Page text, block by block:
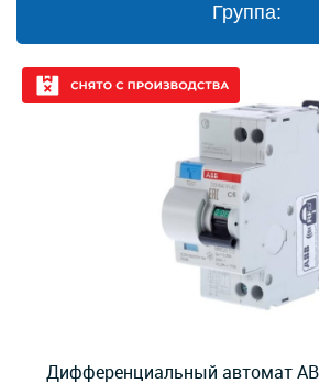
Группа:
Дифференциальный автомат